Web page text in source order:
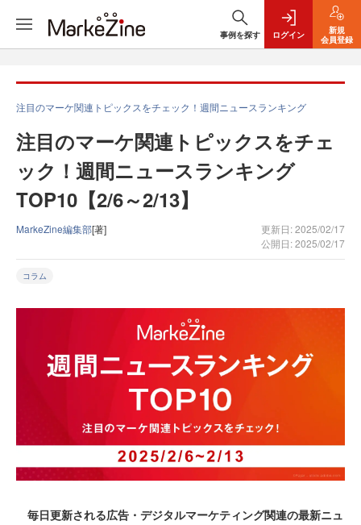
事例を探す ログイン
新規
会員登録
注目のマーケ関連トピックスをチェック！週間ニュースランキング
注目のマーケ関連トピックスをチェ
ック！週間ニュースランキング
TOP10【2/6～2/13】
MarkeZine編集部[著]
更新日: 2025/02/17
公開日: 2025/02/17
コラム
毎日更新される広告・デジタルマーケティング関連の最新ニュ